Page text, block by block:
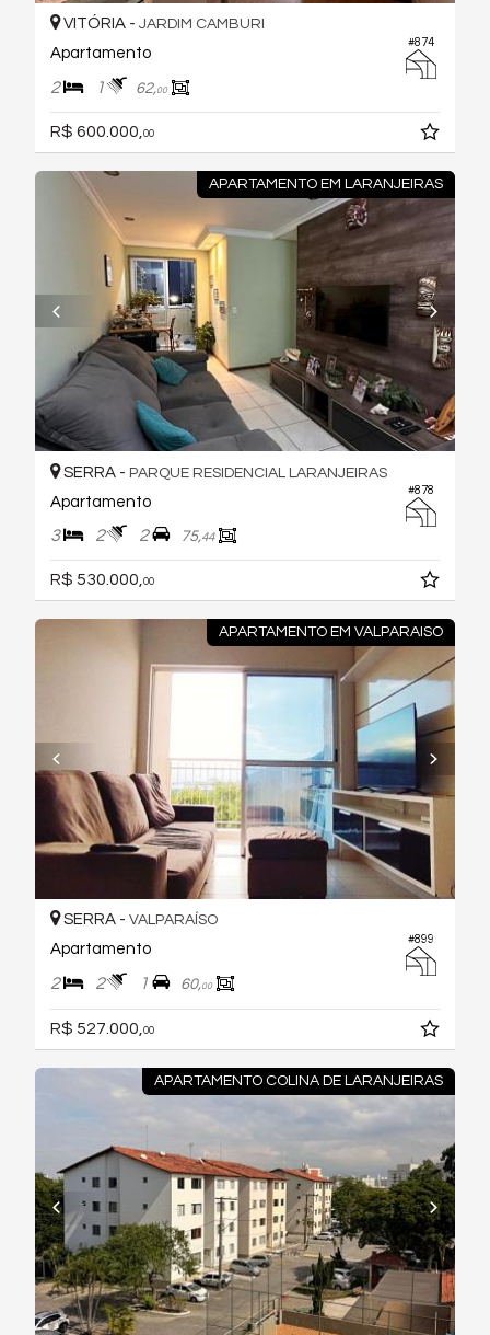
#874
VITÓRIA - JARDIM CAMBURI
Apartamento
2 1 62,00
R$ 600.000,00
APARTAMENTO EM LARANJEIRAS
#878
SERRA - PARQUE RESIDENCIAL LARANJEIRAS
Apartamento
3 2 2 75,44
R$ 530.000, 00
APARTAMENTO EM VALPARAISO
#899
SERRA - VALPARAÍSO
Apartamento
2 2 1 60,00
R$ 527.000, 00
APARTAMENTO COLINA DE LARANJEIRAS